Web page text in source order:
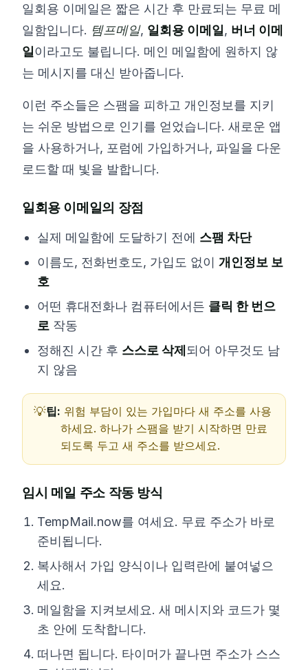
일회용 이메일은 짧은 시간 후 만료되는 무료 메
일함입니다. 템프메일, 일회용 이메일 , 버너 이메
일 이라고도 불립니다. 메인 메일함에 원하지 않
는 메시지를 대신 받아줍니다.
이런 주소들은 스팸을 피하고 개인정보를 지키
는 쉬운 방법으로 인기를 얻었습니다. 새로운 앱
을 사용하거나, 포럼에 가입하거나, 파일을 다운
로드할 때 빛을 발합니다.
일회용 이메일의 장점
실제 메일함에 도달하기 전에 스팸 차단
이름도, 전화번호도, 가입도 없이개인정보 보
호
어떤 휴대전화나 컴퓨터에서든 클릭 한 번으
로 작동
정해진 시간 후 스스로 삭제되어 아무것도 남
지 않음
팁: 위험 부담이 있는 가입마다 새 주소를 사용
하세요. 하나가 스팸을 받기 시작하면 만료
되도록 두고 새 주소를 받으세요.
임시 메일 주소 작동 방식
TempMail.now를 여세요. 무료 주소가 바로
준비됩니다.
복사해서 가입 양식이나 입력란에 붙여넣으
세요.
메일함을 지켜보세요. 새 메시지와 코드가 몇
초 안에 도착합니다.
떠나면 됩니다. 타이머가 끝나면 주소가 스스